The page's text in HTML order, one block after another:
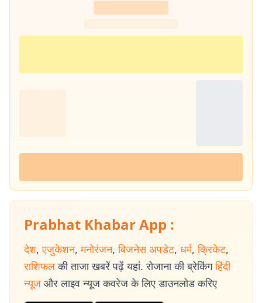
Prabhat Khabar App :
देश, एजुकेशन, मनोरंजन, बिजनेस अपडेट, धर्म, क्रिकेट,
राशिफल की ताजा खबरें पढ़ें यहां. रोजाना की ब्रेकिंग हिंदी
न्यूज और लाइव न्यूज कवरेज के लिए डाउनलोड करिए